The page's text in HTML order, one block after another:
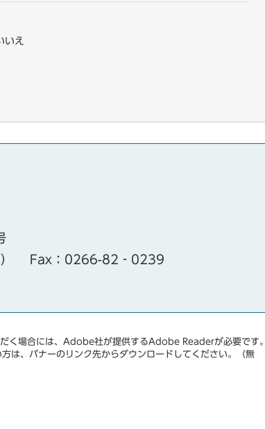
いえ
Fax：0266-82‐0239
く場合には、Adobe社が提供するAdobe Readerが必要です。
は、バナーのリンク先からダウンロードしてください。（無